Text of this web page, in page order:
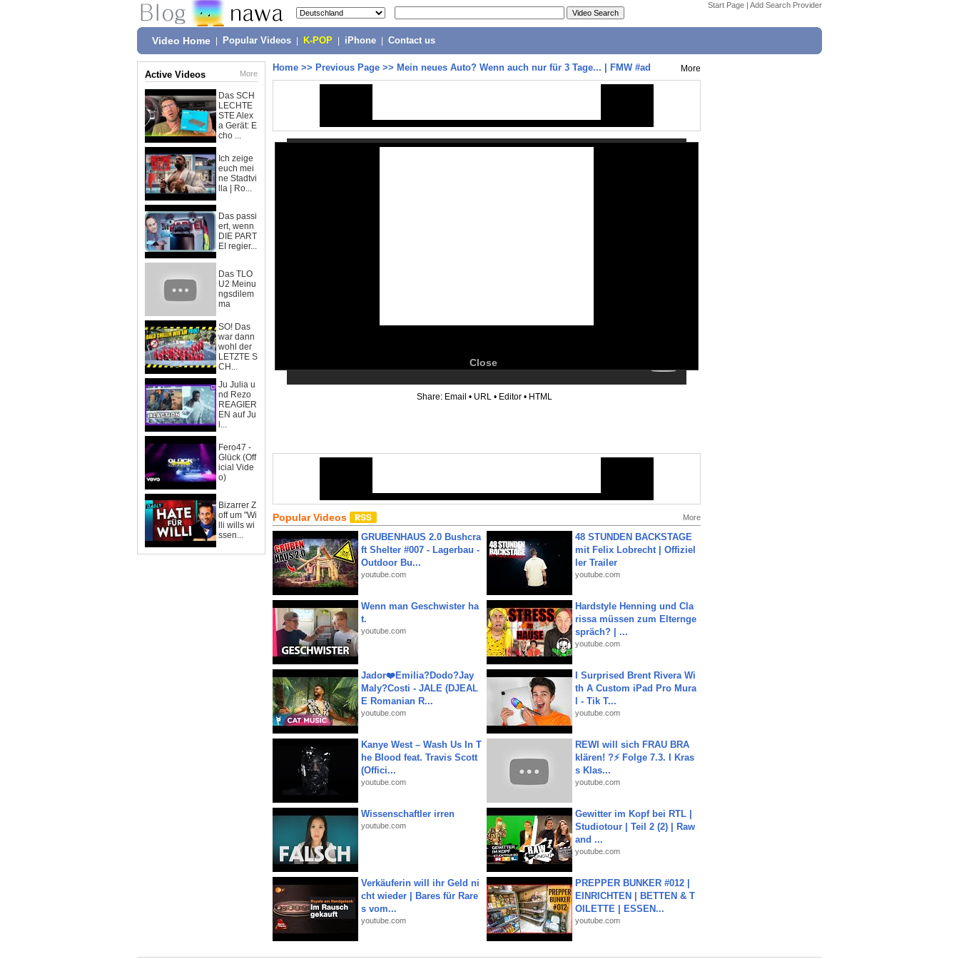
Start Page | Add Search Provider
Video Home Popular Videos K-POP iPhone Contact us
Active Videos More
Das SCH
LECHTE
STE Alex
a Gerät: E
cho ...
Ich zeige
euch mei
ne Stadtvi
lla | Ro...
Das passi
ert, wenn
DIE PART
EI regier...
Das TLO
U2 Meinu
ngsdilem
ma
SO! Das
war dann
wohl der
LETZTE S
CH...
Ju Julia u
nd Rezo
REAGIER
EN auf Ju
l...
Fero47 -
Glück (Off
icial Vide
o)
Bizarrer Z
off um "Wi
lli wills wi
ssen...
Home >> Previous Page >> Mein neues Auto? Wenn auch nur für 3 Tage... | FMW #ad More
Close
Share: Email • URL • Editor • HTML
Popular Videos More
GRUBENHAUS 2.0 Bushcra
ft Shelter #007 - Lagerbau -
Outdoor Bu...
youtube.com
48 STUNDEN BACKSTAGE
mit Felix Lobrecht | Offiziel
ler Trailer
youtube.com
Wenn man Geschwister ha
t.
youtube.com
Hardstyle Henning und Cla
rissa müssen zum Elternge
spräch? | ...
youtube.com
Jador❤️Emilia?Dodo?Jay
Maly?Costi - JALE (DJEAL
E Romanian R...
youtube.com
I Surprised Brent Rivera Wi
th A Custom iPad Pro Mura
l - Tik T...
youtube.com
Kanye West – Wash Us In T
he Blood feat. Travis Scott
(Offici...
youtube.com
REWI will sich FRAU BRA
klären! ?⚡️ Folge 7.3. I Kras
s Klas...
youtube.com
Wissenschaftler irren
youtube.com
Gewitter im Kopf bei RTL |
Studiotour | Teil 2 (2) | Raw
and ...
youtube.com
Verkäuferin will ihr Geld ni
cht wieder | Bares für Rare
s vom...
youtube.com
PREPPER BUNKER #012 |
EINRICHTEN | BETTEN & T
OILETTE | ESSEN...
youtube.com